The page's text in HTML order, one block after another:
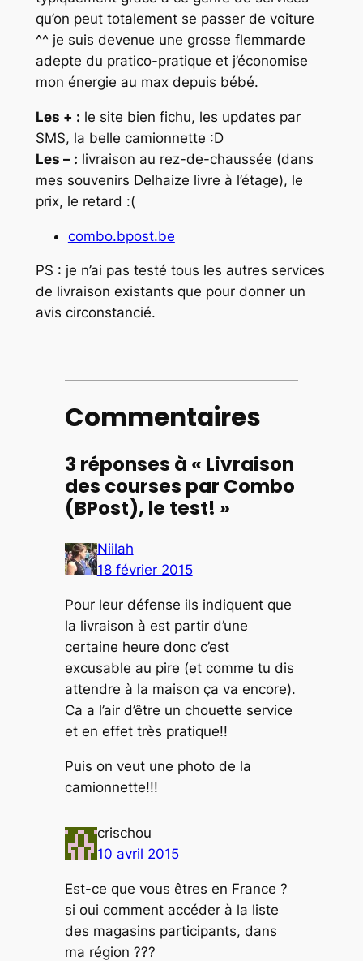
qu’on peut totalement se passer de voiture
^^ je suis devenue une grosseflemmarde
adepte du pratico-pratique et j’économise
mon énergie au max depuis bébé.
Les + : le site bien fichu, les updates par
SMS, la belle camionnette :D
Les – : livraison au rez-de-chaussée (dans
mes souvenirs Delhaize livre à l’étage), le
prix, le retard :(
combo.bpost.be
PS : je n’ai pas testé tous les autres services
de livraison existants que pour donner un
avis circonstancié.
Commentaires
3 réponses à « Livraison
des courses par Combo
(BPost), le test! »
Niilah
18 février 2015
Pour leur défense ils indiquent que
la livraison à est partir d’une
certaine heure donc c’est
excusable au pire (et comme tu dis
attendre à la maison ça va encore).
Ca a l’air d’être un chouette service
et en effet très pratique!!
Puis on veut une photo de la
camionnette!!!
crischou
10 avril 2015
Est-ce que vous êtres en France ?
si oui comment accéder à la liste
des magasins participants, dans
ma région ???